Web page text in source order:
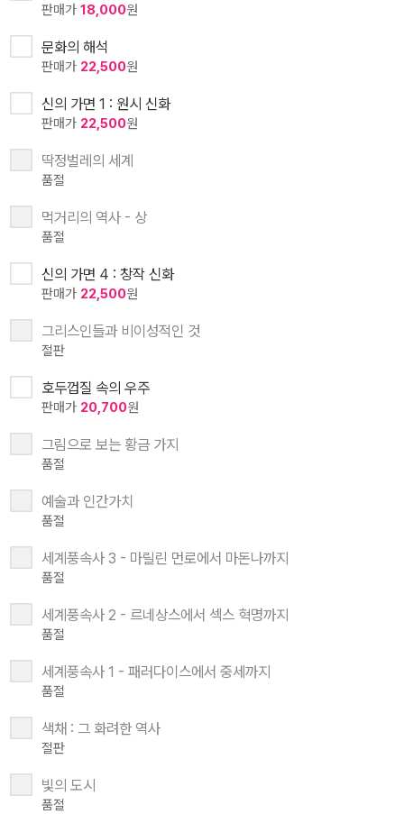
판매가 18,000원
문화의 해석
판매가 22,500원
신의 가면 1 : 원시 신화
판매가 22,500원
딱정벌레의 세계
품절
먹거리의 역사 - 상
품절
신의 가면 4 : 창작 신화
판매가 22,500원
그리스인들과 비이성적인 것
절판
호두껍질 속의 우주
판매가 20,700원
그림으로 보는 황금 가지
품절
예술과 인간가치
품절
세계풍속사 3 - 마릴린 먼로에서 마돈나까지
품절
세계풍속사 2 - 르네상스에서 섹스 혁명까지
품절
세계풍속사 1 - 패러다이스에서 중세까지
품절
색채 : 그 화려한 역사
절판
빛의 도시
품절